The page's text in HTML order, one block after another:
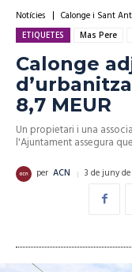
Notícies Calonge i Sant
ETIQUETES Mas Pere
Calonge
8,7 MEUR
Un propietari i una
l'Ajuntament assegura
per ACN 3 de juny de